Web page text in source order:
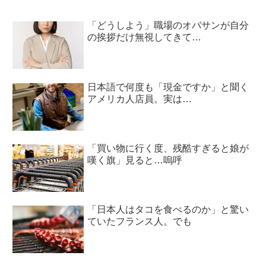
「どうしよう」職場のオバサンが自分
の挨拶だけ無視してきて…
日本語で何度も「現金ですか」と聞く
アメリカ人店員。実は…
「買い物に行く度、残酷すぎると娘が
嘆く旗」見ると…嗚呼
「日本人はタコを食べるのか」と驚い
ていたフランス人。でも